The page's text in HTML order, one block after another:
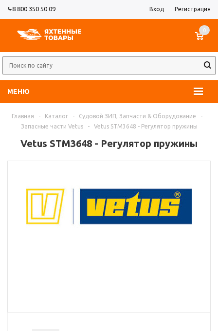
8 800 350 50 09 Вход Регистрация
МЕНЮ
0
Главная - Каталог - Судовой ЗИП, Запчасти & Оборудование
-
Запасные части Vetus
- Vetus STM3648 - Регулятор пружины
Vetus STM3648 - Регулятор пружины